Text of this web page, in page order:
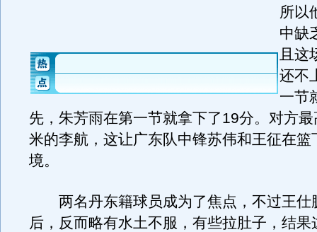
所以
中缺
且这
还不
一节
先，朱芳雨在第一节就拿下了19分。对方
米的李航，这让广东队中锋苏伟和王征在篮
境。
两名丹东籍球员成为了焦点，不过王仕
后，反而略有水土不服，有些拉肚子，结果